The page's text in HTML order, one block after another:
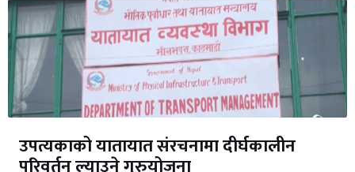
उपत्यकाको यातायात संरचनामा दीर्घकालीन